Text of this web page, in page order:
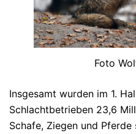
Foto
Insgesamt wurden im 1.
Schlachtbetrieben 23,6
Schafe, Ziegen und